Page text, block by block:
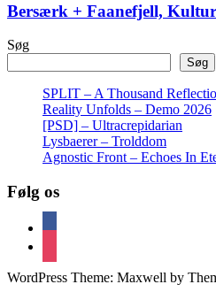
Bersærk + Faanefjell,
Søg
Søg
SPLIT – A Thousand
Reality Unfolds – Demo 2026
[PSD] – Ultracrepidarian
Lysbaerer – Trolddom
Agnostic Front – Echoes In
Følg os
WordPress Theme: Maxwell by